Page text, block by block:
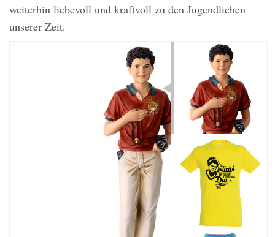
weiterhin liebevoll und kraftvoll zu den Jugendlichen
unserer Zeit.